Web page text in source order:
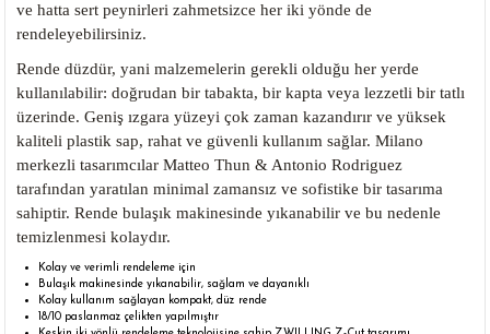
ve hatta sert peynirleri zahmetsizce her iki yönde de
rendeleyebilirsiniz.
Rende düzdür, yani malzemelerin gerekli olduğu her yerde
kullanılabilir: doğrudan bir tabakta, bir kapta veya lezzetli bir tatlı
üzerinde. Geniş ızgara yüzeyi çok zaman kazandırır ve yüksek
kaliteli plastik sap, rahat ve güvenli kullanım sağlar. Milano
merkezli tasarımcılar Matteo Thun & Antonio Rodriguez
tarafından yaratılan minimal zamansız ve sofistike bir tasarıma
sahiptir. Rende bulaşık makinesinde yıkanabilir ve bu nedenle
temizlenmesi kolaydır.
Kolay ve verimli rendeleme için
Bulaşık makinesinde yıkanabilir, sağlam ve dayanıklı
Kolay kullanım sağlayan kompakt, düz rende
18/10 paslanmaz çelikten yapılmıştır